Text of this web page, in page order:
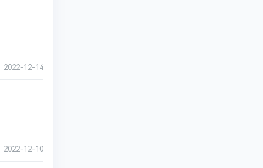
2022-12-14
2022-12-10